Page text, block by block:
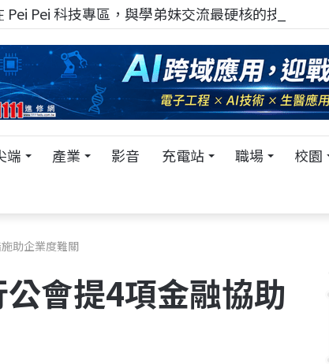
Pei 科技專區，與學弟妹交流最硬核的技術
端 產業 影音 充電站 職場 校園
助企業度難關
會提4項金融協助